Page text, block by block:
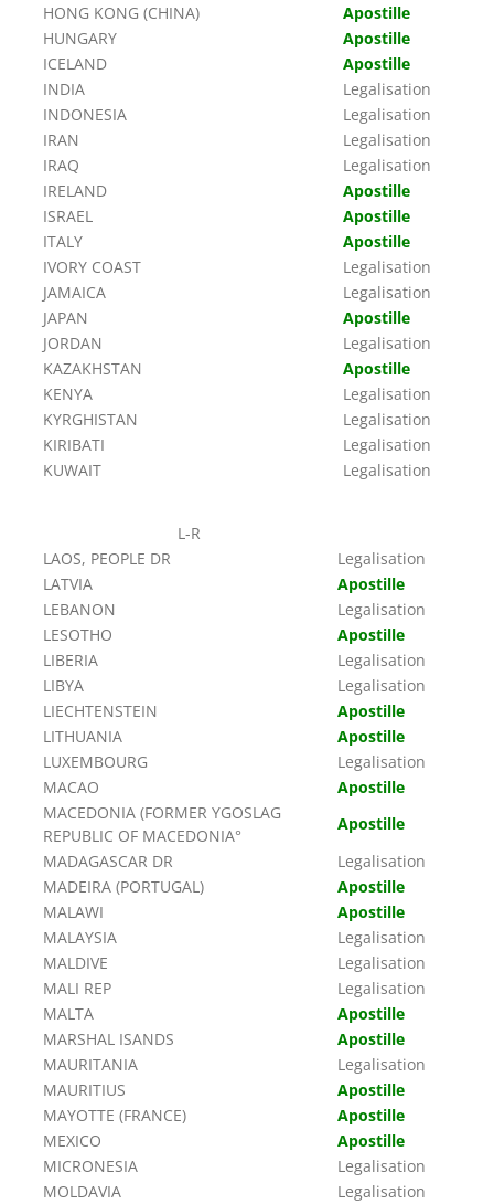
HONG KONG (CHINA)
Apostille
HUNGARY
Apostille
ICELAND
Apostille
INDIA
Legalisation
INDONESIA
Legalisation
IRAN
Legalisation
IRAQ
Legalisation
IRELAND
Apostille
ISRAEL
Apostille
ITALY
Apostille
IVORY COAST
Legalisation
JAMAICA
Legalisation
JAPAN
Apostille
JORDAN
Legalisation
KAZAKHSTAN
Apostille
KENYA
Legalisation
KYRGHISTAN
Legalisation
KIRIBATI
Legalisation
KUWAIT
Legalisation
L-R
LAOS, PEOPLE DR
Legalisation
LATVIA
Apostille
LEBANON
Legalisation
LESOTHO
Apostille
LIBERIA
Legalisation
LIBYA
Legalisation
LIECHTENSTEIN
Apostille
LITHUANIA
Apostille
LUXEMBOURG
Legalisation
MACAO
Apostille
MACEDONIA (FORMER YGOSLAG
REPUBLIC OF MACEDONIA°
Apostille
MADAGASCAR DR
Legalisation
MADEIRA (PORTUGAL)
Apostille
MALAWI
Apostille
MALAYSIA
Legalisation
MALDIVE
Legalisation
MALI REP
Legalisation
MALTA
Apostille
MARSHAL ISANDS
Apostille
MAURITANIA
Legalisation
MAURITIUS
Apostille
MAYOTTE (FRANCE)
Apostille
MEXICO
Apostille
MICRONESIA
Legalisation
MOLDAVIA
Legalisation